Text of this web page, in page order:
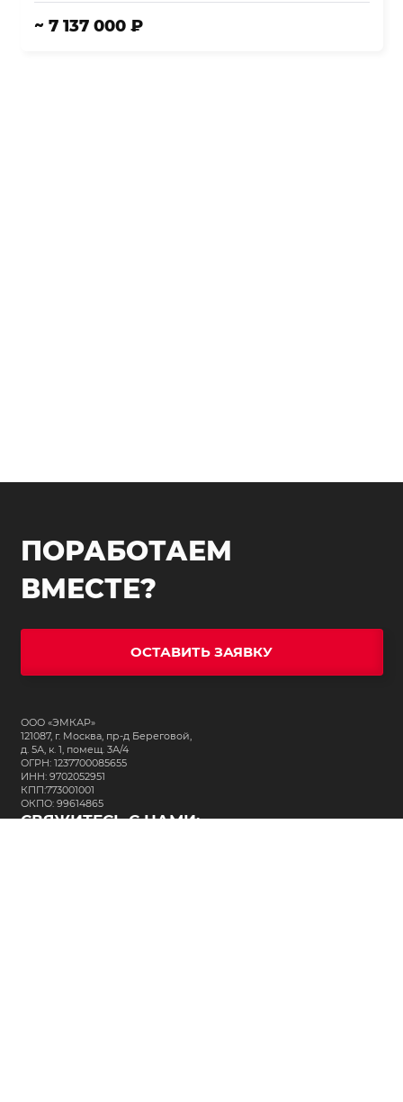
~ 7 137 000 ₽
ПОРАБОТАЕМ
ВМЕСТЕ?
ОСТАВИТЬ ЗАЯВКУ
ООО «ЭМКАР»
121087, г. Москва, пр-д Береговой,
д. 5А, к. 1, помещ. 3А/4
ОГРН: 1237700085655
ИНН: 9702052951
КПП:773001001
ОКПО: 99614865
СВЯЖИТЕСЬ С НАМИ: